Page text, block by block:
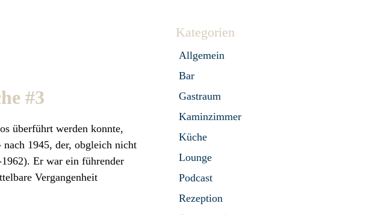
#3
überführt werden konnte,
nach 1945, der, obgleich nicht
Er war ein führender
Vergangenheit
Kategorien
Allgemein
Bar
Gastraum
Kaminzimmer
Küche
Lounge
Podcast
Rezeption